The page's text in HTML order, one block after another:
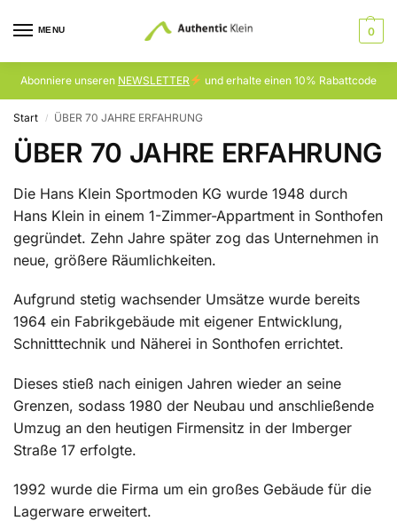
MENU 0
Abonniere unseren NEWSLETTER und erhalte einen 10% Rabattcode
Start / ÜBER 70 JAHRE ERFAHRUNG
ÜBER 70 JAHRE ERFAHRUNG
Die Hans Klein Sportmoden KG wurde 1948 durch
Hans Klein in einem 1-Zimmer-Appartment in Sonthofen
gegründet. Zehn Jahre später zog das Unternehmen in
neue, größere Räumlichkeiten.
Aufgrund stetig wachsender Umsätze wurde bereits
1964 ein Fabrikgebäude mit eigener Entwicklung,
Schnitttechnik und Näherei in Sonthofen errichtet.
Dieses stieß nach einigen Jahren wieder an seine
Grenzen, sodass 1980 der Neubau und anschließende
Umzug an den heutigen Firmensitz in der Imberger
Straße 17 erfolgte.
1992 wurde die Firma um ein großes Gebäude für die
Lagerware erweitert.